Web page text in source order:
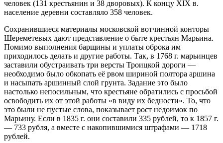
человек (131 крестьянин и 38 дворовых). К концу XIX в.
население деревни составляло 358 человек.
Сохранившиеся материалы московской вотчинной конторы
Шереметевых дают представление о быте крестьян Марьина.
Помимо выполнения барщины и уплаты оброка им
приходилось делать и другие работы. Так, в 1768 г. марьинцев
заставили обустраивать три версты Троицкой дороги —
необходимо было обкопать её рвом шириной полтора аршина
и насыпать аршинный слой грунта. Задание это было
настолько непосильным, что крестьяне обратились с просьбой
освободить их от этой работы «в виду их бедности». То, что
это были не пустые слова, показывает рост недоимок по
Марьину. Если в 1835 г. они составили 335 рублей, то к 1857 г.
— 733 рубля, а вместе с накопившимися штрафами — 1718
рублей.